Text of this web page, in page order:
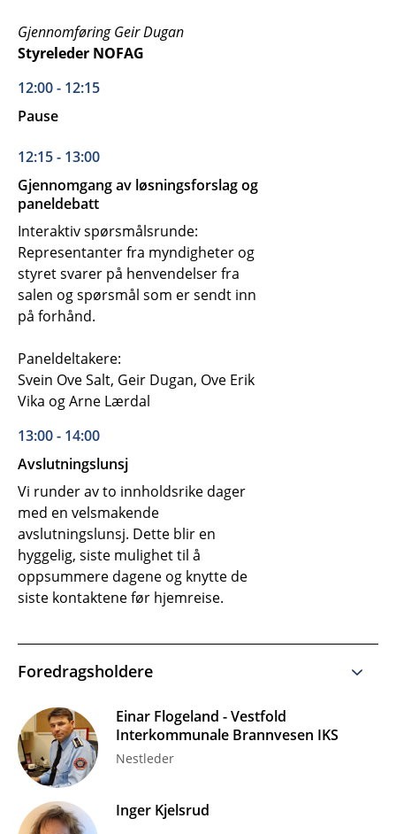
Gjennomføring Geir Dugan
Styreleder NOFAG
12:00 - 12:15
Pause
12:15 - 13:00
Gjennomgang av løsningsforslag og
paneldebatt
Interaktiv spørsmålsrunde:
Representanter fra myndigheter og
styret svarer på henvendelser fra
salen og spørsmål som er sendt inn
på forhånd.
Paneldeltakere:
Svein Ove Salt, Geir Dugan, Ove Erik
Vika og Arne Lærdal
13:00 - 14:00
Avslutningslunsj
Vi runder av to innholdsrike dager
med en velsmakende
avslutningslunsj. Dette blir en
hyggelig, siste mulighet til å
oppsummere dagene og knytte de
siste kontaktene før hjemreise.
Foredragsholdere
Einar Flogeland - Vestfold
Interkommunale Brannvesen IKS
Nestleder
Inger Kjelsrud